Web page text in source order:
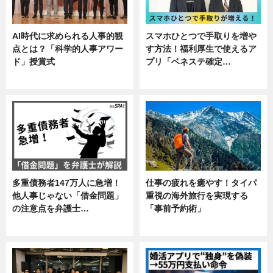
AI時代に求められる人事的観
点とは？「科学的人事アワー
ド」授賞式
スマホひとつで手取りを増や
す方法！福利厚生で使えるア
プリ「ベネステ確定…
多重債務者147万人に急増！
他人事じゃない「借金問題」
の注意点を弁護士…
仕事の疲れを癒やす！タイパ
重視の海外旅行を実現する
「事前予約術」